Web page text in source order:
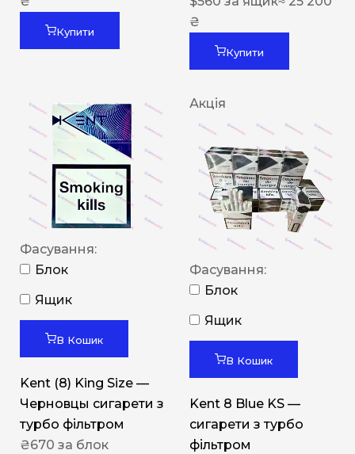
Купити
₴
Купити
Фасування:
Блок
Ящик
В Кошик
Kent (8) King Size —
Черновцы сигарети з
турбо фільтром
₴670 за блок
Акція
Фасування:
Блок
Ящик
В Кошик
Kent 8 Blue KS —
сигарети з турбо
фільтром